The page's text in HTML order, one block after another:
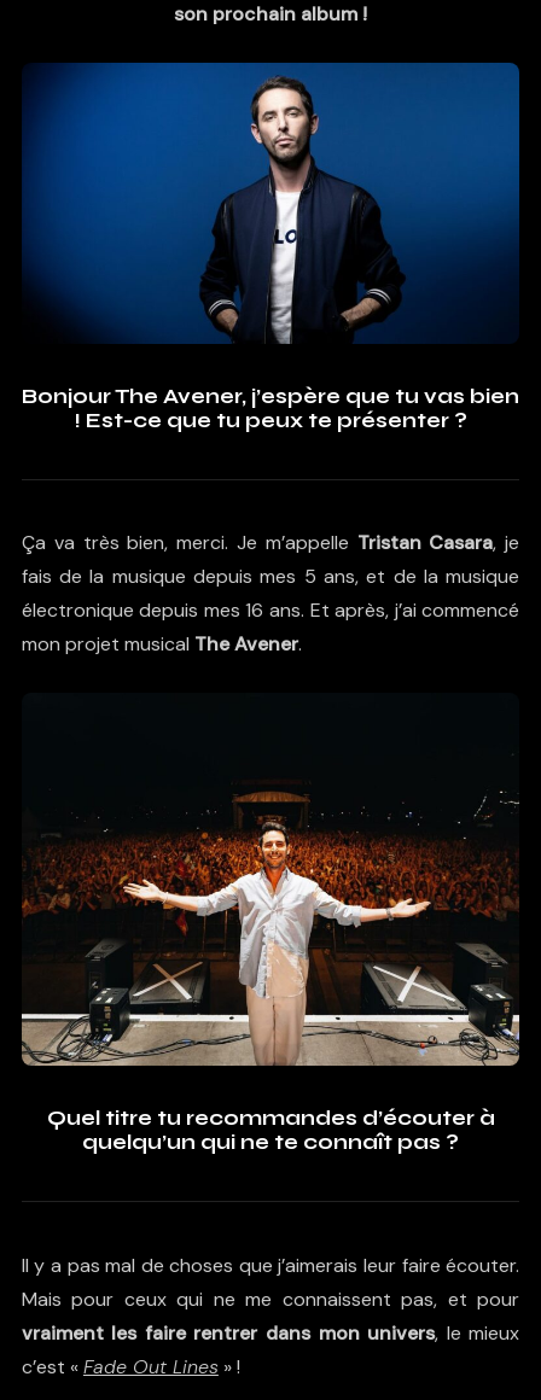
son prochain album !
Bonjour The Avener, j’espère que tu vas bien
! Est-ce que tu peux te présenter ?
Ça va très bien, merci. Je m’appelle Tristan Casara, je
fais de la musique depuis mes 5 ans, et de la musique
électronique depuis mes 16 ans. Et après, j’ai commencé
mon projet musical The Avener.
Quel titre tu recommandes d’écouter à
quelqu’un qui ne te connaît pas ?
Il y a pas mal de choses que j’aimerais leur faire écouter.
Mais pour ceux qui ne me connaissent pas, et pour
vraiment les faire rentrer dans mon univers, le mieux
c’est «Fade Out Lines » !